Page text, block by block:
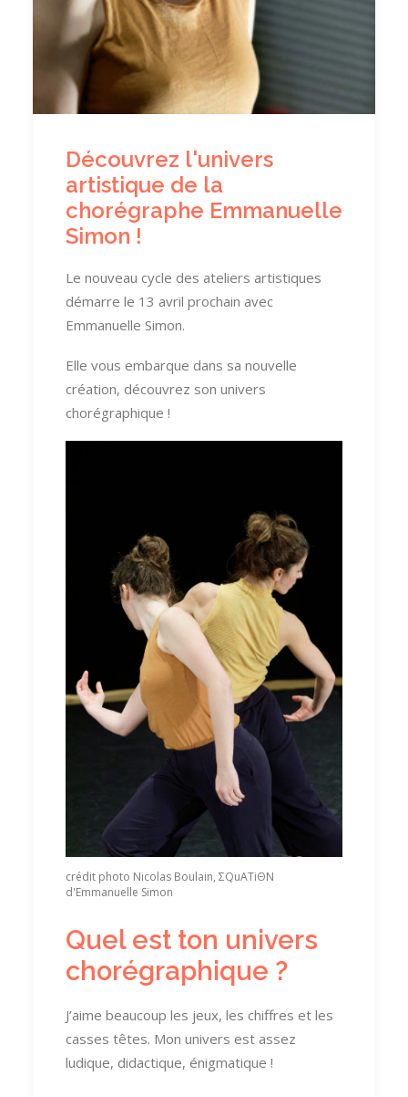
Découvrez l'univers
artistique de la
chorégraphe Emmanuelle
Simon !
Le nouveau cycle des ateliers artistiques
démarre le 13 avril prochain avec
Emmanuelle Simon.
Elle vous embarque dans sa nouvelle
création, découvrez son univers
chorégraphique !
crédit photo Nicolas Boulain, ΣQuATiΘN
d'Emmanuelle Simon
Quel est ton univers
chorégraphique ?
J’aime beaucoup les jeux, les chiffres et les
casses têtes. Mon univers est assez
ludique, didactique, énigmatique !